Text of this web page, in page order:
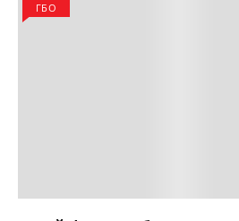
ГБО